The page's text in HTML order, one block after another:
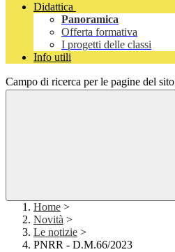
Didattica
Panoramica
Offerta formativa
I progetti delle classi
Info utili
Campo di ricerca per le pagine del sito
Home >
Novità >
Le notizie >
PNRR - D.M.66/2023